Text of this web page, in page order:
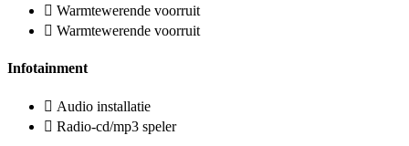
Warmtewerende voorruit
Warmtewerende voorruit
Infotainment
Audio installatie
Radio-cd/mp3 speler